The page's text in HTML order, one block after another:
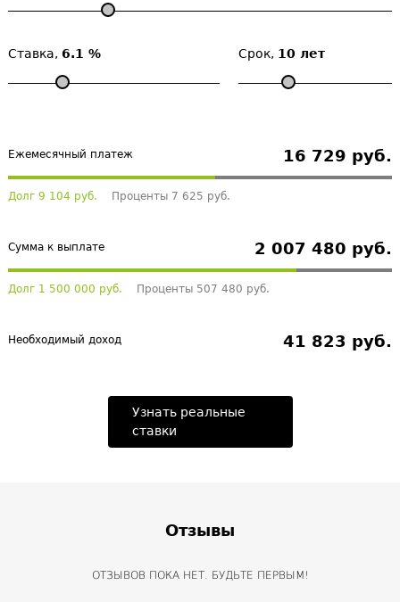
Ставка, 6.1 % Срок, 10 лет
Ежемесячный платеж 16 729 руб.
Долг 9 104 руб. Проценты 7 625 руб.
Сумма к выплате 2 007 480 руб.
Долг 1 500 000 руб. Проценты 507 480 руб.
Необходимый доход 41 823 руб.
Узнать реальные
ставки
Отзывы
ОТЗЫВОВ ПОКА НЕТ. БУДЬТЕ ПЕРВЫМ!